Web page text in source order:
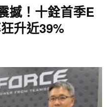
撼！十銓首季E
升近39%